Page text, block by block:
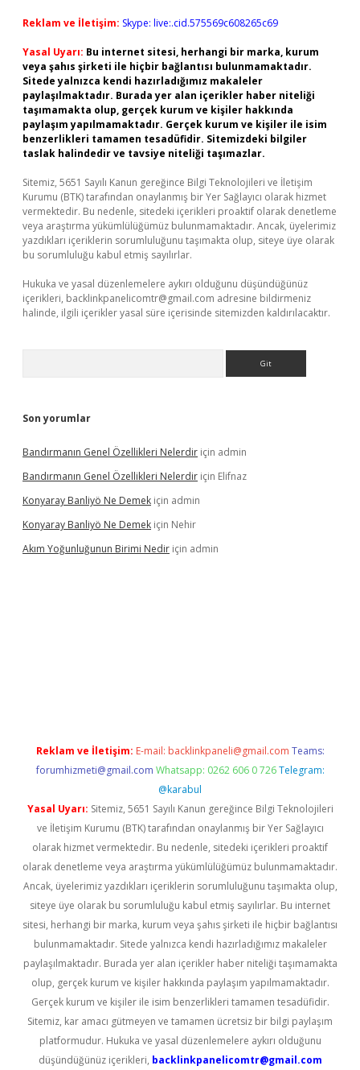
Reklam ve İletişim: Skype: live:.cid.575569c608265c69
Yasal Uyarı: Bu internet sitesi, herhangi bir marka, kurum
veya şahıs şirketi ile hiçbir bağlantısı bulunmamaktadır.
Sitede yalnızca kendi hazırladığımız makaleler
paylaşılmaktadır. Burada yer alan içerikler haber niteliği
taşımamakta olup, gerçek kurum ve kişiler hakkında
paylaşım yapılmamaktadır. Gerçek kurum ve kişiler ile isim
benzerlikleri tamamen tesadüfidir. Sitemizdeki bilgiler
taslak halindedir ve tavsiye niteliği taşımazlar.
Sitemiz, 5651 Sayılı Kanun gereğince Bilgi Teknolojileri ve İletişim
Kurumu (BTK) tarafından onaylanmış bir Yer Sağlayıcı olarak hizmet
vermektedir. Bu nedenle, sitedeki içerikleri proaktif olarak denetleme
veya araştırma yükümlülüğümüz bulunmamaktadır. Ancak, üyelerimiz
yazdıkları içeriklerin sorumluluğunu taşımakta olup, siteye üye olarak
bu sorumluluğu kabul etmiş sayılırlar.
Hukuka ve yasal düzenlemelere aykırı olduğunu düşündüğünüz
içerikleri, backlinkpanelicomtr@gmail.com adresine bildirmeniz
halinde, ilgili içerikler yasal süre içerisinde sitemizden kaldırılacaktır.
Son yorumlar
Bandırmanın Genel Özellikleri Nelerdir için admin
Bandırmanın Genel Özellikleri Nelerdir için Elifnaz
Konyaray Banliyö Ne Demek için admin
Konyaray Banliyö Ne Demek için Nehir
Akım Yoğunluğunun Birimi Nedir için admin
Reklam ve İletişim: E-mail: backlinkpaneli@gmail.com Teams:
forumhizmeti@gmail.com Whatsapp: 0262 606 0 726 Telegram:
@karabul
Yasal Uyarı: Sitemiz, 5651 Sayılı Kanun gereğince Bilgi Teknolojileri
ve İletişim Kurumu (BTK) tarafından onaylanmış bir Yer Sağlayıcı
olarak hizmet vermektedir. Bu nedenle, sitedeki içerikleri proaktif
olarak denetleme veya araştırma yükümlülüğümüz bulunmamaktadır.
Ancak, üyelerimiz yazdıkları içeriklerin sorumluluğunu taşımakta olup,
siteye üye olarak bu sorumluluğu kabul etmiş sayılırlar. Bu internet
sitesi, herhangi bir marka, kurum veya şahıs şirketi ile hiçbir bağlantısı
bulunmamaktadır. Sitede yalnızca kendi hazırladığımız makaleler
paylaşılmaktadır. Burada yer alan içerikler haber niteliği taşımamakta
olup, gerçek kurum ve kişiler hakkında paylaşım yapılmamaktadır.
Gerçek kurum ve kişiler ile isim benzerlikleri tamamen tesadüfidir.
Sitemiz, kar amacı gütmeyen ve tamamen ücretsiz bir bilgi paylaşım
platformudur. Hukuka ve yasal düzenlemelere aykırı olduğunu
düşündüğünüz içerikleri, backlinkpanelicomtr@gmail.com